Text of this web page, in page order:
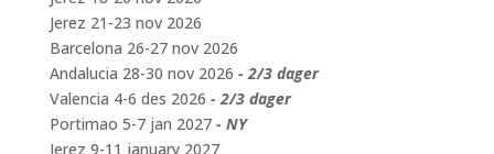
Jerez 21-23 nov 2026
Barcelona 26-27 nov 2026
Andalucia 28-30 nov 2026 - 2/3 dager
Valencia 4-6 des 2026 - 2/3 dager
Portimao 5-7 jan 2027 - NY
Jerez 9-11 january 2027